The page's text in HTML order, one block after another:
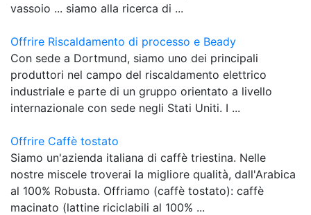
vassoio ... siamo alla ricerca di ...
Offrire Riscaldamento di processo e Beady
Con sede a Dortmund, siamo uno dei principali
produttori nel campo del riscaldamento elettrico
industriale e parte di un gruppo orientato a livello
internazionale con sede negli Stati Uniti. I ...
Offrire Caffè tostato
Siamo un'azienda italiana di caffè triestina. Nelle
nostre miscele troverai la migliore qualità, dall'Arabica
al 100% Robusta. Offriamo (caffè tostato): caffè
macinato (lattine riciclabili al 100% ...